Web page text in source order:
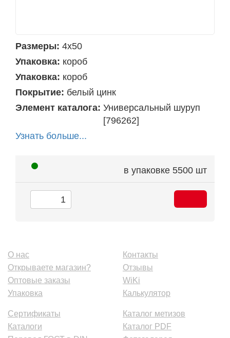
Размеры: 4х50
Упаковка: короб
Упаковка: короб
Покрытие: белый цинк
Элемент каталога: Универсальный шуруп
[796262]
Узнать больше...
в упаковке 5500 шт
О нас
Открываете магазин?
Оптовые заказы
Упаковка
Контакты
Отзывы
WiKi
Калькулятор
Сертификаты
Каталоги
Каталог метизов
Каталог PDF